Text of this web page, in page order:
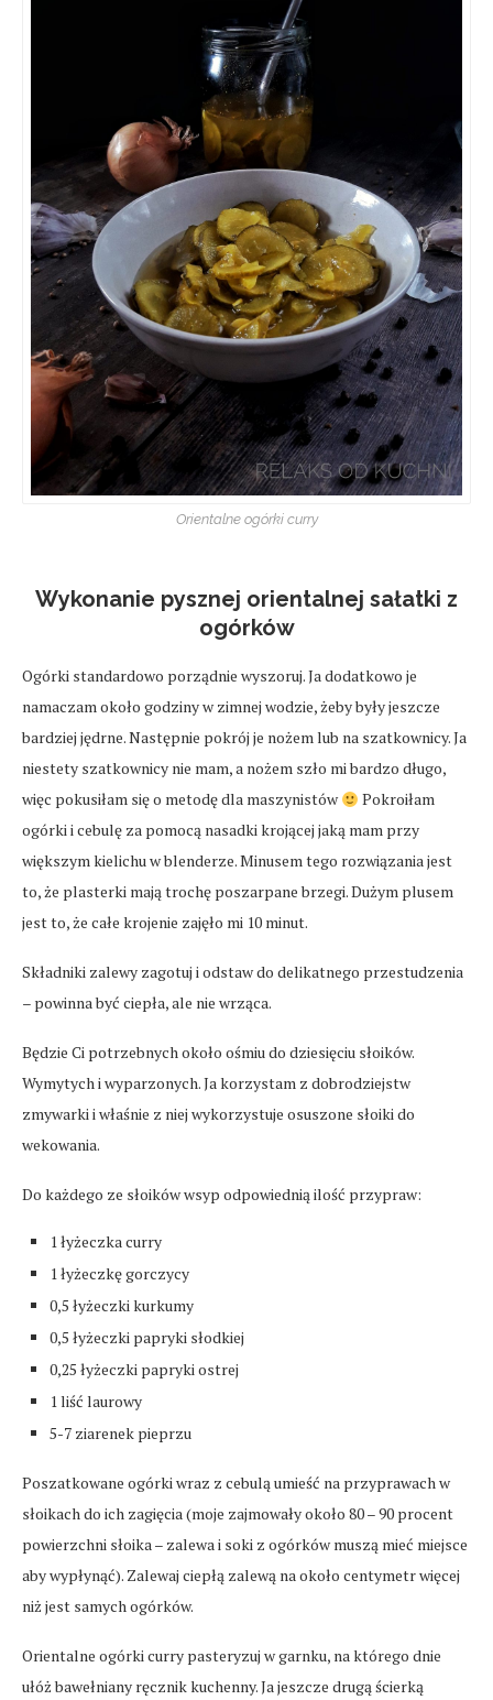
Orientalne ogórki curry
Wykonanie pysznej orientalnej sałatki z
ogórków
Ogórki standardowo porządnie wyszoruj. Ja dodatkowo je
namaczam około godziny w zimnej wodzie, żeby były jeszcze
bardziej jędrne. Następnie pokrój je nożem lub na szatkownicy. Ja
niestety szatkownicy nie mam, a nożem szło mi bardzo długo,
więc pokusiłam się o metodę dla maszynistów
Pokroiłam
ogórki i cebulę za pomocą nasadki krojącej jaką mam przy
większym kielichu w blenderze. Minusem tego rozwiązania jest
to, że plasterki mają trochę poszarpane brzegi. Dużym plusem
jest to, że całe krojenie zajęło mi 10 minut.
Składniki zalewy zagotuj i odstaw do delikatnego przestudzenia
– powinna być ciepła, ale nie wrząca.
Będzie Ci potrzebnych około ośmiu do dziesięciu słoików.
Wymytych i wyparzonych. Ja korzystam z dobrodziejstw
zmywarki i właśnie z niej wykorzystuje osuszone słoiki do
wekowania.
Do każdego ze słoików wsyp odpowiednią ilość przypraw:
1 łyżeczka curry
1 łyżeczkę gorczycy
0,5 łyżeczki kurkumy
0,5 łyżeczki papryki słodkiej
0,25 łyżeczki papryki ostrej
1 liść laurowy
5-7 ziarenek pieprzu
Poszatkowane ogórki wraz z cebulą umieść na przyprawach w
słoikach do ich zagięcia (moje zajmowały około 80 – 90 procent
powierzchni słoika – zalewa i soki z ogórków muszą mieć miejsce
aby wypłynąć). Zalewaj ciepłą zalewą na około centymetr więcej
niż jest samych ogórków.
Orientalne ogórki curry pasteryzuj w garnku, na którego dnie
ułóż bawełniany ręcznik kuchenny. Ja jeszcze drugą ścierką